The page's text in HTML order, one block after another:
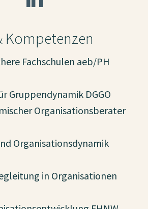
Kompetenzen
Fachschulen aeb/PH
Gruppendynamik DGGO
Organisationsberater
Organisationsdynamik
in Organisationen